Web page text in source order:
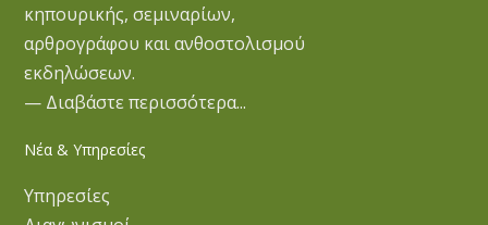
κηπουρικής, σεμιναρίων,
αρθρογράφου και ανθοστολισμού
εκδηλώσεων.
— Διαβάστε περισσότερα...
Νέα & Υπηρεσίες
Υπηρεσίες